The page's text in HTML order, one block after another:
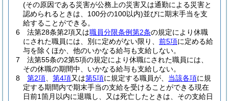
(その原因である災害が公務上の災害又は通勤による災害と
認められるときは、100分の100以内)並びに期末手当を支
給することができる。
6
法第28条第2項又は職員分限条例第2条の規定により休職
にされた職員には、別に定めがない限り、 前5項に定める給
与を除くほか、他のいかなる給与も支給しない。
7
法第55条の2第5項の規定により休職にされた職員には、
その休職の期間中、いかなる給与も支給しない。
8
第2項 第4項又は第5項に規定する職員が、 当該各項に規
定する期間内で期末手当の支給を受けることができる現在
日前1箇月以内に退職し、又は死亡したときは、その支給日